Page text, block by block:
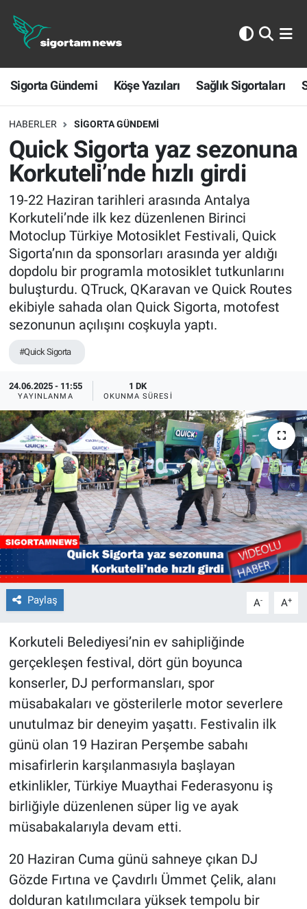
Sigorta Gündemi Köşe Yazıları Sağlık Sigortaları
HABERLER SIGORTA GÜNDEMI
Quick Sigorta yaz sezonuna
Korkuteli’nde hızlı girdi
19-22 Haziran tarihleri arasında Antalya
Korkuteli’nde ilk kez düzenlenen Birinci
Motoclup Türkiye Motosiklet Festivali, Quick
Sigorta’nın da sponsorları arasında yer aldığı
dopdolu bir programla motosiklet tutkunlarını
buluşturdu. QTruck, QKaravan ve Quick Routes
ekibiyle sahada olan Quick Sigorta, motofest
sezonunun açılışını coşkuyla yaptı.
#Quick Sigorta
24.06.2025 - 11:55
YAYINLANMA
1 DK
OKUNMA SÜRESI
Paylaş A- A+
Korkuteli Belediyesi’nin ev sahipliğinde
gerçekleşen festival, dört gün boyunca
konserler, DJ performansları, spor
müsabakaları ve gösterilerle motor severlere
unutulmaz bir deneyim yaşattı. Festivalin ilk
günü olan 19 Haziran Perşembe sabahı
misafirlerin karşılanmasıyla başlayan
etkinlikler, Türkiye Muaythai Federasyonu iş
birliğiyle düzenlenen süper lig ve ayak
müsabakalarıyla devam etti.
20 Haziran Cuma günü sahneye çıkan DJ
Gözde Fırtına ve Çavdırlı Ümmet Çelik, alanı
dolduran katılımcılara yüksek tempolu bir
Sigorta Gündemi
Köşe Yazıları
Sağlık Sigortaları
Sporun Sigortası
Ekonomi